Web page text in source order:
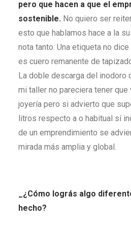
pero que hacen a que el
sostenible. No quiero ser
esto que hablamos hace a la
nota tanto. Una etiqueta no
es cuero remanente de
La doble descarga del inodoro
mi taller no pareciera tener que
joyería pero si advierto que
litros respecto a o habitual sí
de un emprendimiento se
mirada más amplia y global.
_¿Cómo lográs algo
hecho?